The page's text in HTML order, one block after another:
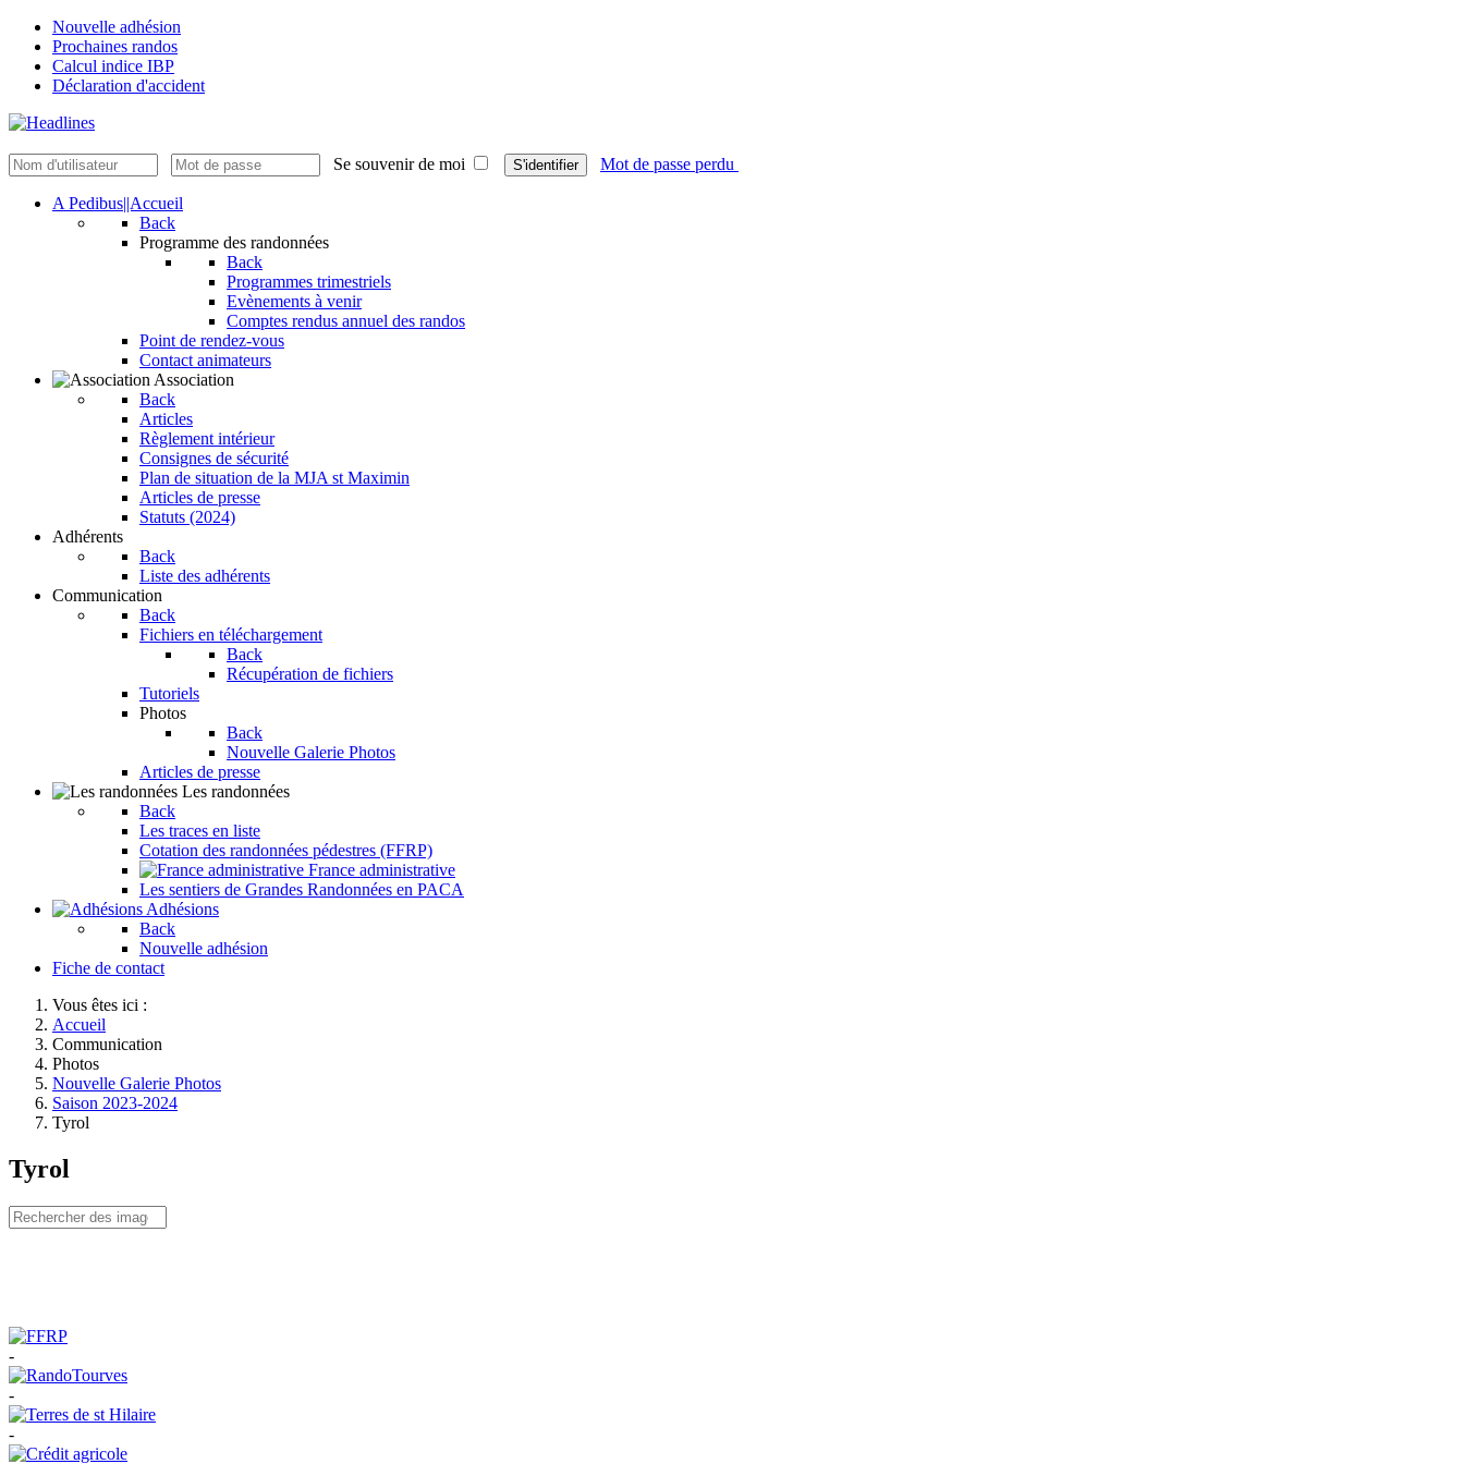
Nouvelle adhésion
Prochaines randos
Calcul indice IBP
Déclaration d'accident
Se souvenir de moi S'identifier Mot de passe perdu
A Pedibus||Accueil
Back
Programme des randonnées
Back
Programmes trimestriels
Evènements à venir
Comptes rendus annuel des randos
Point de rendez-vous
Contact animateurs
Association
Back
Articles
Règlement intérieur
Consignes de sécurité
Plan de situation de la MJA st Maximin
Articles de presse
Statuts (2024)
Adhérents
Back
Liste des adhérents
Communication
Back
Fichiers en téléchargement
Back
Récupération de fichiers
Tutoriels
Photos
Back
Nouvelle Galerie Photos
Articles de presse
Les randonnées
Back
Les traces en liste
Cotation des randonnées pédestres (FFRP)
France administrative
Les sentiers de Grandes Randonnées en PACA
Adhésions
Back
Nouvelle adhésion
Fiche de contact
Vous êtes ici :
Accueil
Communication
Photos
Nouvelle Galerie Photos
Saison 2023-2024
Tyrol
Tyrol
-
-
-